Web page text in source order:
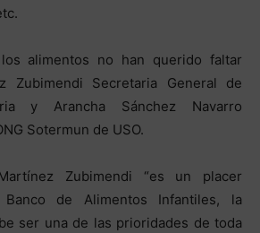
alimentos no han querido faltar
Zubimendi Secretaria General de
y Arancha Sánchez Navarro
Sotermun de USO.
Zubimendi “es un placer
de Alimentos Infantiles, la
ser una de las prioridades de toda